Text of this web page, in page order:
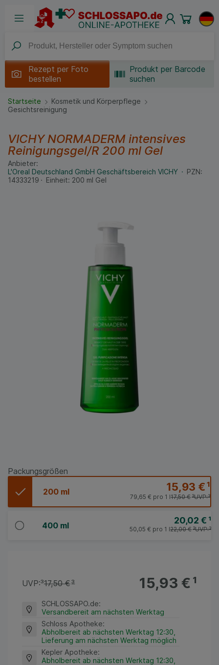
Rezept per Foto
bestellen
Produkt per Barcode
suchen
Startseite
Kosmetik und Körperpflege
Gesichtsreinigung
VICHY NORMADERM intensives
Reinigungsgel/R 200 ml Gel
Anbieter:
L'Oreal Deutschland GmbH Geschäftsbereich VICHY
PZN:
14333219
Einheit: 200 ml Gel
Packungsgrößen
200 ml 15,93 €¹
UVP:³
17,50 €³
79,65 € pro 1 l
400 ml 20,02 € ¹
UVP:³
22,00 €³
50,05 € pro 1 l
15,93 €¹
UVP:³17,50 €³
SCHLOSSAPO.de:
Versandbereit am nächsten Werktag
Schloss Apotheke:
Abholbereit ab nächsten Werktag 12:30,
Lieferung am nächsten Werktag möglich
Kepler Apotheke:
Abholbereit ab nächsten Werktag 12:30,